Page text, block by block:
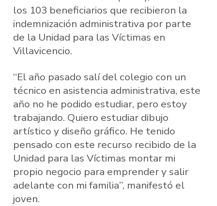
los 103 beneficiarios que recibieron la
indemnización administrativa por parte
de la Unidad para las Víctimas en
Villavicencio.
“El año pasado salí del colegio con un
técnico en asistencia administrativa, este
año no he podido estudiar, pero estoy
trabajando. Quiero estudiar dibujo
artístico y diseño gráfico. He tenido
pensado con este recurso recibido de la
Unidad para las Víctimas montar mi
propio negocio para emprender y salir
adelante con mi familia”, manifestó el
joven.